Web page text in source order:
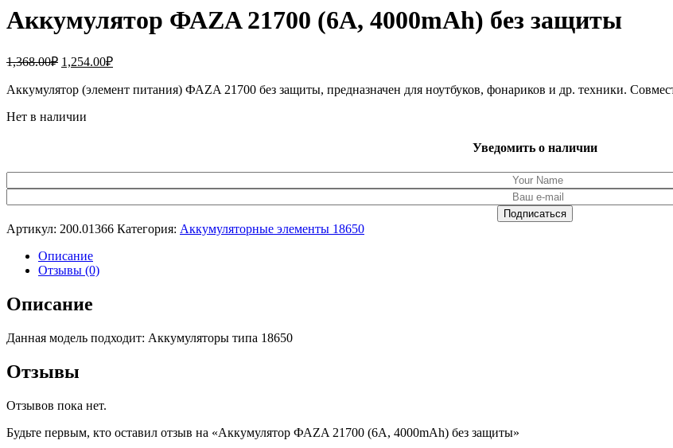
Аккумулятор ФАZA 21700 (6A, 4000mAh) без защиты
1,368.00₽ Первоначальная
составляла
1,254.00₽Текущая
1,254.00₽.
Аккумулятор (элемент питания) ФАZA 21700 без защиты, предназначен для ноутбуков, фонариков и др. техники.
Нет в наличии
Уведомить о наличии
Артикул: 200.01366 Категория: Аккумуляторные элементы 18650
Описание
Отзывы (0)
Описание
Данная модель подходит: Аккумуляторы типа 18650
Отзывы
Отзывов пока нет.
Будьте первым, кто оставил отзыв на «Аккумулятор ФАZA 21700 (6A, 4000mAh) без защиты»